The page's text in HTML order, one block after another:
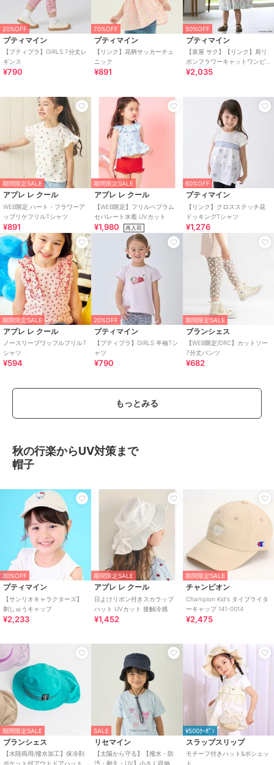
20%OFF
プティマイン
【プティプラ】GIRLS 7分丈レ
ギンス
¥790
70%OFF
プティマイン
【リンク】花柄サッカーチュ
ニック
¥891
50%OFF
プティマイン
【泉屋 サク】【リンク】肩リ
ボンフラワーキャットワンピ
ース
¥2,035
期間限定SALE
アプレ レ クール
WEB限定 ハート・フラワーア
ップリケフリルTシャツ
¥891
期間限定SALE
アプレ レ クール
【WEB限定】フリルペプラム
セパレート水着 UVカット
¥1,980 再入荷
60%OFF
プティマイン
【リンク】クロスステッチ花
ドッキングTシャツ
¥1,276
期間限定SALE
アプレ レ クール
ノースリーブワッフルフリルT
シャツ
¥594
20%OFF
プティマイン
【プティプラ】GIRLS 半袖Tシ
ャツ
¥790
期間限定SALE
ブランシェス
【WEB限定/DRC】カットソー
7分丈パンツ
¥682
もっとみる
秋の行楽からUV対策まで
帽子
30%OFF
プティマイン
【サンリオキャラクターズ】
刺しゅうキャップ
¥2,233
期間限定SALE
アプレ レ クール
日よけリボン付きスカラップ
ハット UVカット 接触冷感
¥1,452
期間限定SALE
チャンピオン
Champion Kid's タイプライタ
ーキャップ 141-0014
¥2,475
期間限定SALE
ブランシェス
【水陸両用/撥水加工】保冷剤
ポケット付アウトドアハット
SALE
リセマイン
【太陽から守る】【撥水・防
汚・耐久・UV】小さく収納で
¥500ｸｰﾎﾟﾝ
スラップスリップ
モチーフ付きハット&ポシェッ
ト